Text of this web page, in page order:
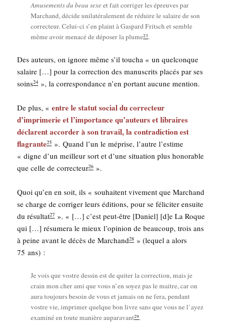
Amu­se­ments du beau sexeet fait cor­ri­ger les épreuves par
Mar­chand, décide uni­la­té­ra­le­ment de réduire le salaire de son
cor­rec­teur. Celui-ci s’en plaint à Gas­pard Fritsch et semble
même avoir mena­cé de dépo­ser la plume23.
Des auteurs, on ignore même s’il tou­cha « un quel­conque
salaire […] pour la cor­rec­tion des manus­crits pla­cés par ses
soins24 », la cor­res­pon­dance n’en por­tant aucune mention.
De plus, «entre le sta­tut social du cor­rec­teur
d’imprimerie et l’importance qu’auteurs et libraires
déclarent accor­der à son tra­vail, la contra­dic­tion est
fla­grante25 ». Quand l’un le méprise, l’autre l’es­time
« digne d’un meilleur sort et d’une situa­tion plus hono­rable
que celle de cor­rec­teur26 ».
Quoi qu’en en soit, ils « sou­haitent vive­ment que Mar­chand
se charge de cor­ri­ger leurs édi­tions, pour se féli­ci­ter ensuite
du résul­tat27 ». « […] c’est peut-être [Daniel] [d]e La Roque
qui […] résu­me­ra le mieux l’opinion de beau­coup, trois ans
à peine avant le décès de Mar­chand28 » (lequel a alors
75 ans) :
Je vois que vostre des­sin est de qui­ter la cor­rec­tion, mais je
crain mon cher ami que vous n’en soyez pas le maitre, car on
aura tou­jours besoin de vous et jamais on ne fera, pen­dant
vostre vie, impri­mer quelque bon livre sans que vous ne l’ayez
exa­mi­né en toute manière aupa­ra­vant29.